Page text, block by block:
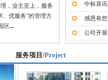
，业主至上，服务
、优服务”的管理方
区...
中标喜讯
感恩有
公司开
服务项目/Project
宁都县第四中学